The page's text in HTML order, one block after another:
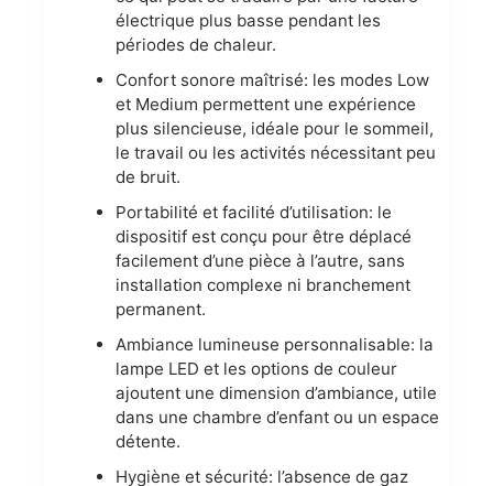
électrique plus basse pendant les
périodes de chaleur.
Confort sonore maîtrisé: les modes Low
et Medium permettent une expérience
plus silencieuse, idéale pour le sommeil,
le travail ou les activités nécessitant peu
de bruit.
Portabilité et facilité d’utilisation: le
dispositif est conçu pour être déplacé
facilement d’une pièce à l’autre, sans
installation complexe ni branchement
permanent.
Ambiance lumineuse personnalisable: la
lampe LED et les options de couleur
ajoutent une dimension d’ambiance, utile
dans une chambre d’enfant ou un espace
détente.
Hygiène et sécurité: l’absence de gaz